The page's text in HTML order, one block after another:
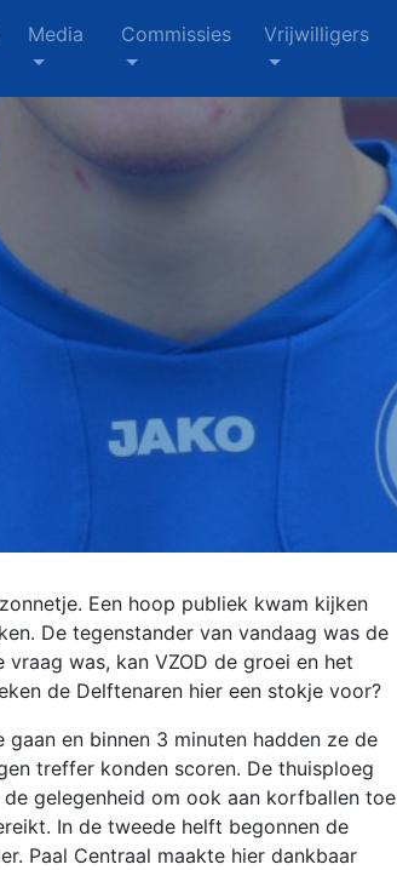
Media Commissies Vrijwilligers
Een hoop publiek kwam kijken
De tegenstander van vandaag was de
was, kan VZOD de groei en het
de Delftenaren hier een stokje voor?
en binnen 3 minuten hadden ze de
treffer konden scoren. De thuisploeg
gelegenheid om ook aan korfballen toe
In de tweede helft begonnen de
Paal Centraal maakte hier dankbaar